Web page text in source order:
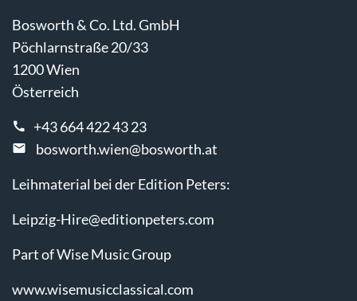
Bosworth & Co. Ltd. GmbH
Pöchlarnstraße 20/33
1200 Wien
Österreich
+43 664 422 43 23
bosworth.wien@bosworth.at
Leihmaterial bei der Edition Peters:
Leipzig-Hire@editionpeters.com
Part of Wise Music Group
www.wisemusicclassical.com